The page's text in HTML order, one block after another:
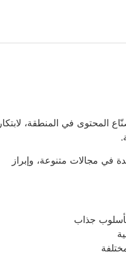
المحتوى في المنطقة، لابتكار
في مجالات متنوعة، وإبراز
جذاب